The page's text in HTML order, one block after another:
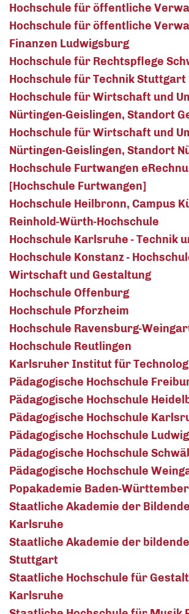
Hochschule für öffentliche
Hochschule für öffentliche
Finanzen Ludwigsburg
Hochschule für Rechtspflege
Hochschule für Technik Stuttgart
Hochschule für Wirtschaft und
Nürtingen-Geislingen, Standort
Hochschule für Wirtschaft und
Nürtingen-Geislingen, Standort
Hochschule Furtwangen
[Hochschule Furtwangen]
Hochschule Heilbronn, Campus
Reinhold-Würth-Hochschule
Hochschule Karlsruhe - Technik
Hochschule Konstanz -
Wirtschaft und Gestaltung
Hochschule Offenburg
Hochschule Pforzheim
Hochschule Ravensburg-
Hochschule Reutlingen
Karlsruher Institut für
Pädagogische Hochschule
Pädagogische Hochschule
Pädagogische Hochschule
Pädagogische Hochschule
Pädagogische Hochschule
Pädagogische Hochschule
Popakademie Baden-
Staatliche Akademie der
Karlsruhe
Staatliche Akademie der
Stuttgart
Staatliche Hochschule für
Karlsruhe